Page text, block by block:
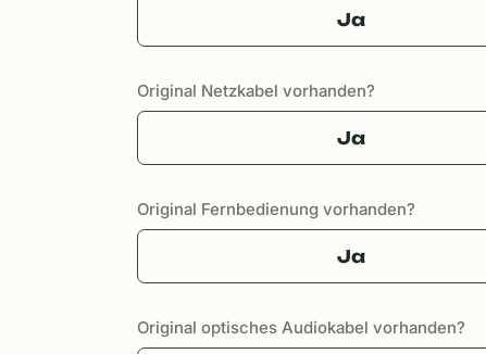
Ja
Original Netzkabel vorhanden?
Ja
Original Fernbedienung vorhanden?
Ja
Original optisches Audiokabel vorhanden?